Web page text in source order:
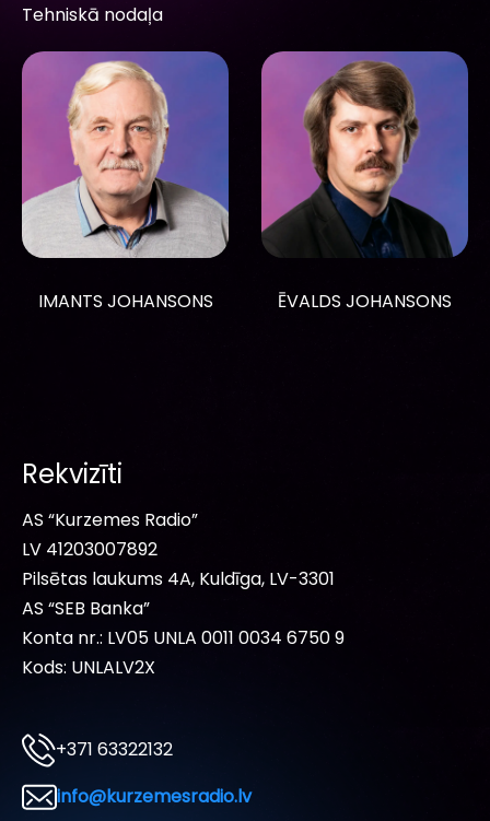
Tehniskā nodaļa
IMANTS JOHANSONS ĒVALDS JOHANSONS
Rekvizīti
AS “Kurzemes Radio”
LV 41203007892
Pilsētas laukums 4A, Kuldīga, LV-3301
AS “SEB Banka”
Konta nr.: LV05 UNLA 0011 0034 6750 9
Kods: UNLALV2X
+371 63322132
info@kurzemesradio.lv